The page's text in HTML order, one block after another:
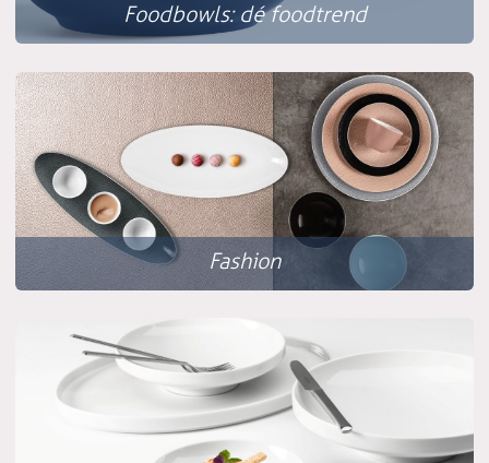
Foodbowls: dé foodtrend
Fashion